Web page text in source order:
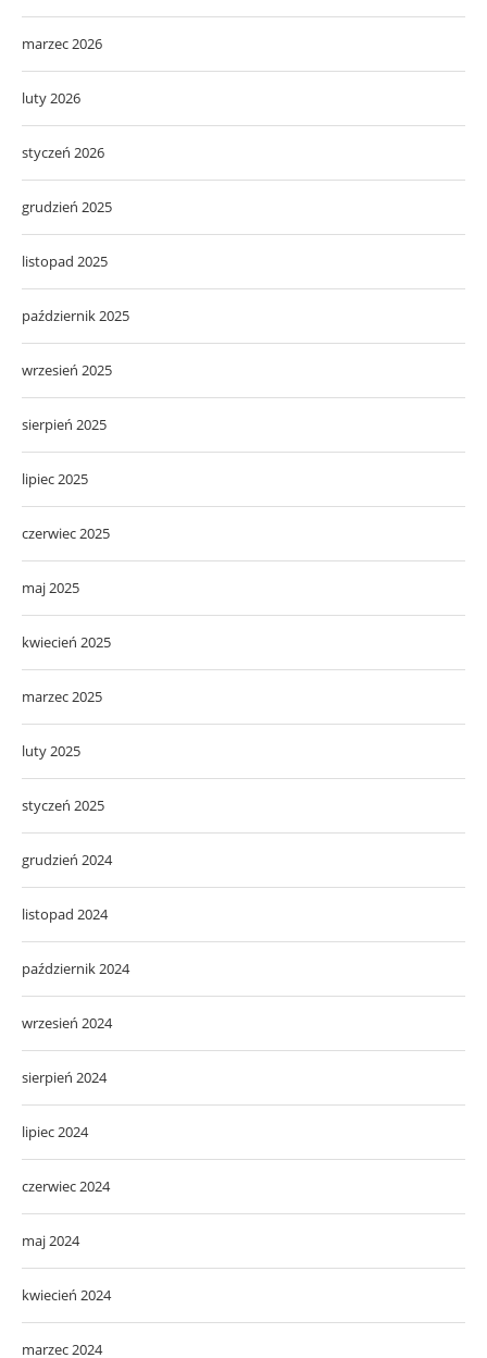
marzec 2026
luty 2026
styczeń 2026
grudzień 2025
listopad 2025
październik 2025
wrzesień 2025
sierpień 2025
lipiec 2025
czerwiec 2025
maj 2025
kwiecień 2025
marzec 2025
luty 2025
styczeń 2025
grudzień 2024
listopad 2024
październik 2024
wrzesień 2024
sierpień 2024
lipiec 2024
czerwiec 2024
maj 2024
kwiecień 2024
marzec 2024